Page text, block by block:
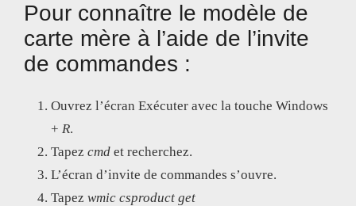
Pour connaître le modèle de
carte mère à l’aide de l’invite
de commandes :
Ouvrez l’écran Exécuter avec la touche Windows
+ R.
Tapez cmd et recherchez.
L’écran d’invite de commandes s’ouvre.
Tapez wmic csproduct get